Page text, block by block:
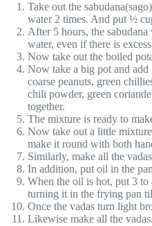
Take out the
water 2 times. And put ½
After 5 hours, the
water, even if there is
Now take out the boiled
Now take a big pot and add
coarse peanuts, green
chili powder, green
together.
The mixture is ready to
Now take out a little
make it round with both
Similarly, make all the
In addition, put oil in the
When the oil is hot, put 3
turning it in the frying pan
Once the vadas turn light
Likewise make all the vadas.